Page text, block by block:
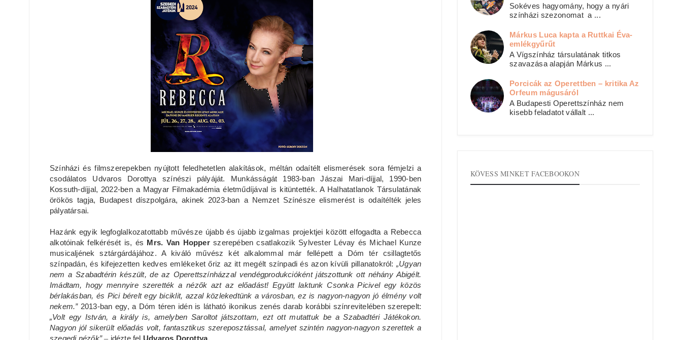
Színházi és filmszerepekben nyújtott feledhetetlen alakítások, méltán odaítélt elismerések sora fémjelzi a
csodálatos Udvaros Dorottya színészi pályáját. Munkásságát 1983-ban Jászai Mari-díjjal, 1990-ben
Kossuth-díjjal, 2022-ben a Magyar Filmakadémia életműdíjával is kitüntették. A Halhatatlanok Társulatának
örökös tagja, Budapest díszpolgára, akinek 2023-ban a Nemzet Színésze elismerést is odaítélték jeles
pályatársai.
Hazánk egyik legfoglalkozatottabb művésze újabb és újabb izgalmas projektjei között elfogadta a Rebecca
alkotóinak felkérését is, és Mrs. Van Hopperszerepében csatlakozik Sylvester Lévay és Michael Kunze
musicaljének sztárgárdájához. A kiváló művész két alkalommal már fellépett a Dóm tér csillagtetős
színpadán, és kifejezetten kedves emlékeket őriz az itt megélt színpadi és azon kívüli pillanatokról: „Ugyan
nem a Szabadtérin készült, de az Operettszínházzal vendégprodukcióként játszottunk ott néhány Abigélt.
Imádtam, hogy mennyire szerették a nézők azt az előadást! Együtt laktunk Csonka Picivel egy közös
bérlakásban, és Pici bérelt egy biciklit, azzal közlekedtünk a városban, ez is nagyon-nagyon jó élmény volt
nekem.” 2013-ban egy, a Dóm téren idén is látható ikonikus zenés darab korábbi színrevitelében szerepelt:
„Volt egy István, a király is, amelyben Saroltot játszottam, ezt ott mutattuk be a Szabadtéri Játékokon.
Nagyon jól sikerült előadás volt, fantasztikus szereposztással, amelyet szintén nagyon-nagyon szerettek a
szegedi nézők” – idézte fel Udvaros Dorottya.
Sokéves hagyomány, hogy a nyári
színházi szezonomat a ...
Márkus Luca kapta a Ruttkai Éva-
emlékgyűrűt
A Vígszínház társulatának titkos
szavazása alapján Márkus ...
Porcicák az Operettben – kritika Az
Orfeum mágusáról
A Budapesti Operettszínház nem
kisebb feladatot vállalt ...
KÖVESS MINKET FACEBOOKON